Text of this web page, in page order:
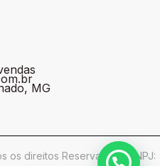
MG
os direitos Reservados | CNPJ: